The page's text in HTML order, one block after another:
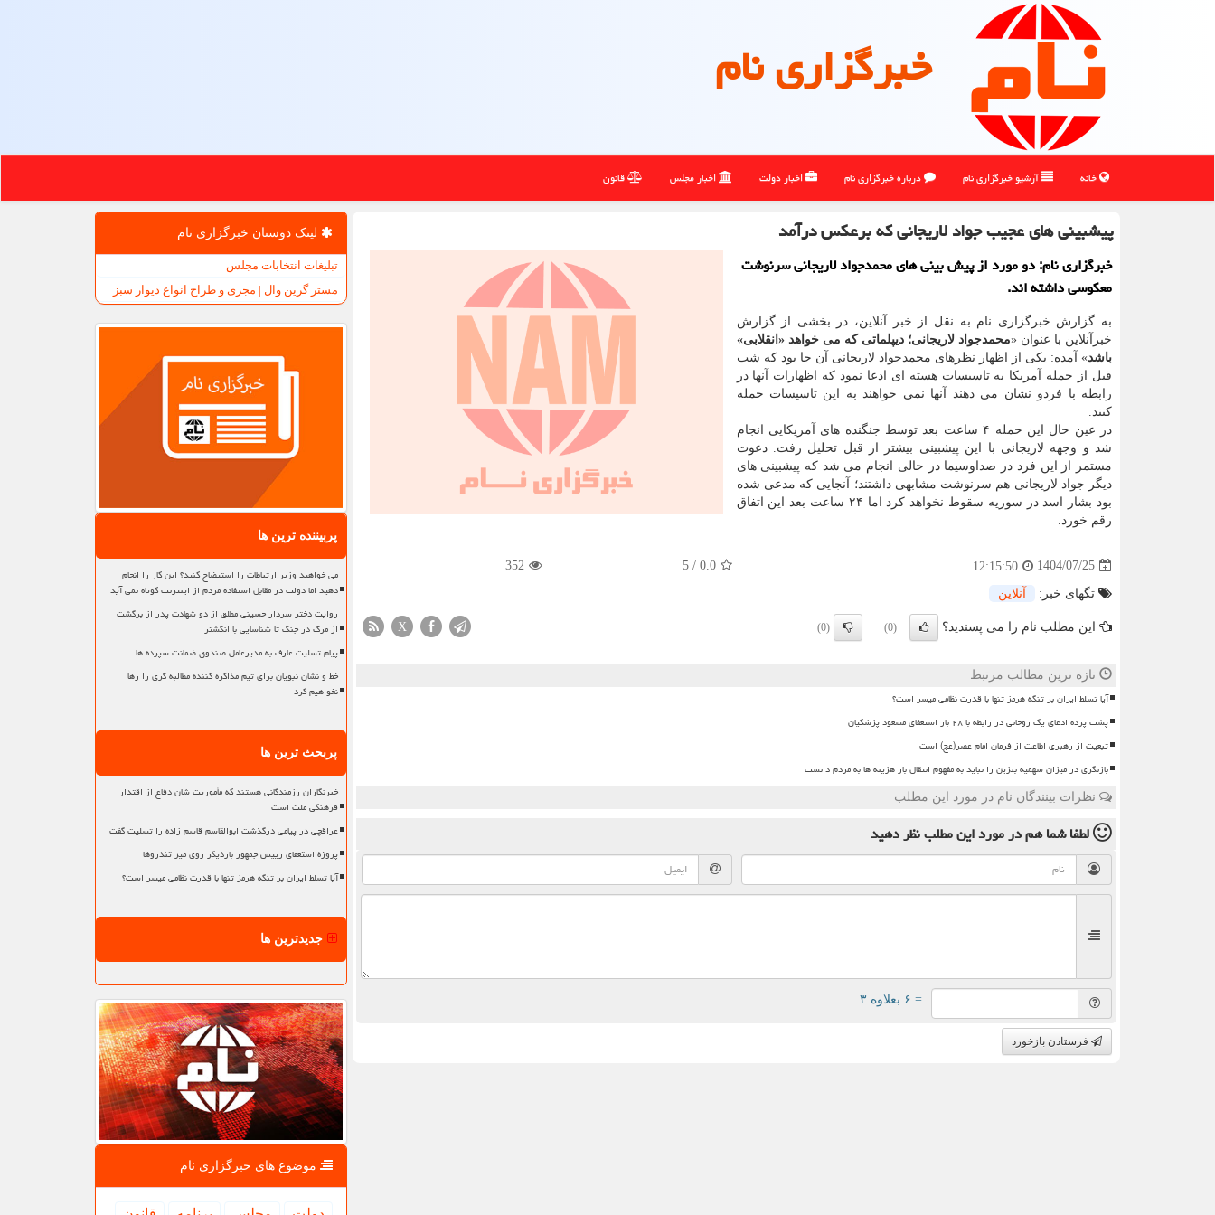
خبرگزاری نام
خانه آرشیو خبرگزاری نام درباره خبرگزاری نام اخبار دولت اخبار مجلس قانون
پیشبینی های عجیب جواد لاریجانی که برعکس درآمد
خبرگزاری نام: دو مورد از پیش بینی های محمدجواد لاریجانی سرنوشت
معکوسی داشته اند.
به گزارش خبرگزاری نام به نقل از خبر آنلاین، در بخشی از گزارش
خبرآنلاین با عنوان «محمدجواد لاریجانی؛ دیپلماتی که می خواهد «انقلابی»
باشد» آمده: یکی از اظهار نظرهای محمدجواد لاریجانی آن جا بود که شب
قبل از حمله آمریکا به تاسیسات هسته ای ادعا نمود که اظهارات آنها در
رابطه با فردو نشان می دهند آنها نمی خواهند به این تاسیسات حمله
کنند.
در عین حال این حمله ۴ ساعت بعد توسط جنگنده های آمریکایی انجام
شد و وجهه لاریجانی با این پیشبینی بیشتر از قبل تحلیل رفت. دعوت
مستمر از این فرد در صداوسیما در حالی انجام می شد که پیشبینی های
دیگر جواد لاریجانی هم سرنوشت مشابهی داشتند؛ آنجایی که مدعی شده
بود بشار اسد در سوریه سقوط نخواهد کرد اما ۲۴ ساعت بعد این اتفاق
رقم خورد.
1404/07/25
12:15:50
0.0
/
5
352
تگهای خبر: آنلاین
این مطلب نام را می پسندید؟ (0)
(0)
X
تازه ترین مطالب مرتبط
آیا تسلط ایران بر تنگه هرمز تنها با قدرت نظامی میسر است؟
پشت پرده ادعای یک روحانی در رابطه با ۲۸ بار استعفای مسعود پزشکیان
تبعیت از رهبری اطاعت از فرمان امام عصر(عج) است
بازنگری در میزان سهمیه بنزین را نباید به مفهوم انتقال بار هزینه ها به مردم دانست
نظرات بینندگان نام در مورد این مطلب
لطفا شما همدر مورد این مطلبنظر دهید
= ۶ بعلاوه ۳
فرستادن بازخورد
لینک دوستان خبرگزاری نام
تبلیغات انتخابات مجلس
مستر گرین وال | مجری و طراح انواع دیوار سبز
پربیننده ترین ها
می خواهید وزیر ارتباطات را استیضاح کنید؟ این کار را انجام
دهید اما دولت در مقابل استفاده مردم از اینترنت کوتاه نمی آید
روایت دختر سردار حسینی مطلق از دو شهادت پدر از برگشت
از مرگ در جنگ تا شناسایی با انگشتر
پیام تسلیت عارف به مدیرعامل صندوق ضمانت سپرده ها
خط و نشان نبویان برای تیم مذاکره کننده مطالبه گری را رها
نخواهیم کرد
پربحث ترین ها
خبرنگاران رزمندگانی هستند که مأموریت شان دفاع از اقتدار
فرهنگی ملت است
عراقچی در پیامی درگذشت ابوالقاسم قاسم زاده را تسلیت گفت
پروژه استعفای رییس جمهور باردیگر روی میز تندروها
آیا تسلط ایران بر تنگه هرمز تنها با قدرت نظامی میسر است؟
جدیدترین ها
موضوع های خبرگزاری نام